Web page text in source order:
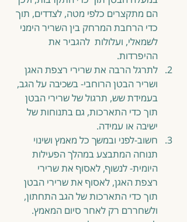
הם מתקצרים כלפי מטה, לצדדים, תוך
כדי הרחבת המרחק בין השריר הימני
לשמאלי, ועלולות  להגביר את
ההיפרדות.
לתרגל הרבה את שרירי רצפת האגן
ושריר הבטן הרוחבי- בשכיבה על הגב,
בעמידת שש, תרגול של שרירי הבטן
תוך כדי התארכות, גם בתנוחות של
ישיבה או עמידה.
חשוב-לפני ובמשך כל מאמץ ושינוי
תנוחה המתבצע במהלך הפעילות
היומית- לנשוף, לאסוף את שרירי
רצפת האגן, לאסוף את שרירי הבטן
תוך כדי התארכות של הגב התחתון,
ולשחררם רק לאחר סיום המאמץ.